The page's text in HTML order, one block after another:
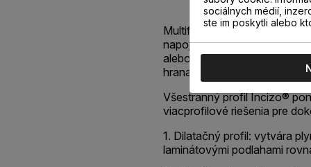
Multifunkčný profil Incizo® v
napojenie dvoch
alebo rôznej výšky,
hrana.
Všestranný profil Incizo®
viacprofilové riešenia pre
1. Dilatačný profil: vytvára
laminátovými podlahami
sociálnych médií,
ste im poskytli alebo